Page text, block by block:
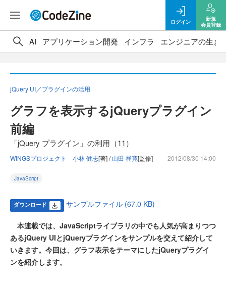
ログイン
新規
会員登録
AI アプリケーション開発 インフラ エンジニアの生き
jQuery UI／プラグインの活用
グラフを表示するjQueryプラグイン
前編
「jQuery プラグイン」の利用（11）
WINGSプロジェクト 小林 健志[著] /山田 祥寛[監修] 2012/08/30 14:00
JavaScript
ダウンロード サンプルファイル (67.0 KB)
本連載では、JavaScriptライブラリの中でも人気が高まりつつ
あるjQuery UIとjQueryプラグインをサンプルを交えて紹介して
いきます。今回は、グラフ表示をテーマにしたjQueryプラグイ
ンを紹介します。